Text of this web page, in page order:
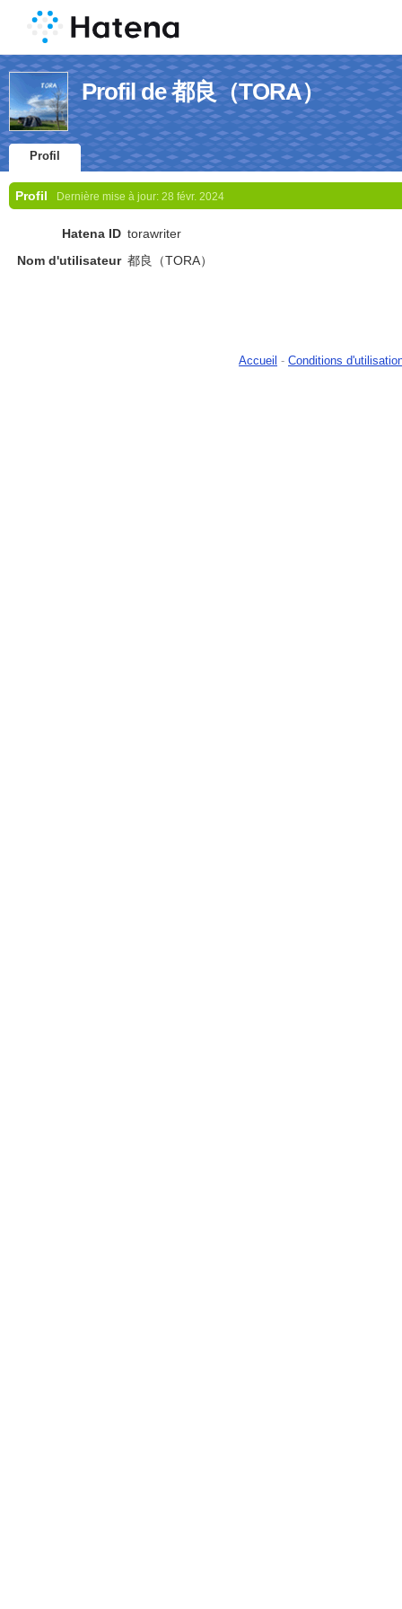
Profil de 都良（TORA）
Profil
Profil Dernière mise à jour: 28 févr. 2024
Hatena ID torawriter
Nom d'utilisateur 都良（TORA）
Accueil - Conditions